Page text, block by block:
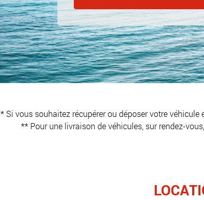
* Si vous souhaitez récupérer ou déposer votre
** Pour une livraison de véhicules, sur rendez-